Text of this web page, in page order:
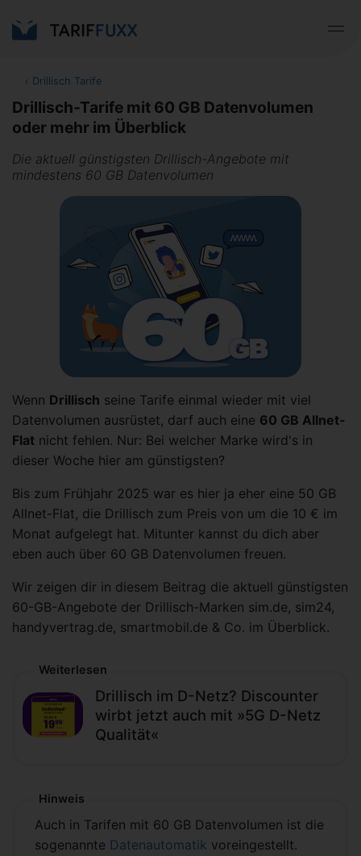
‹ Drillisch Tarife
Drillisch-Tarife mit 60 GB Datenvolumen
oder mehr im Überblick
Die aktuell günstigsten Drillisch-Angebote mit
mindestens 60 GB Datenvolumen
Wenn Drillisch seine Tarife einmal wieder mit viel
Datenvolumen ausrüstet, darf auch eine 60 GB Allnet-
Flat nicht fehlen. Nur: Bei welcher Marke wird's in
dieser Woche hier am günstigsten?
Bis zum Frühjahr 2025 war es hier ja eher eine 50 GB
Allnet-Flat, die Drillisch zum Preis von um die 10 € im
Monat aufgelegt hat. Mitunter kannst du dich aber
eben auch über 60 GB Datenvolumen freuen.
Wir zeigen dir in diesem Beitrag die aktuell günstigsten
60-GB-Angebote der Drillisch-Marken sim.de, sim24,
handyvertrag.de, smartmobil.de & Co. im Überblick.
Weiterlesen
Drillisch im D-Netz? Discounter
wirbt jetzt auch mit »5G D-Netz
Qualität«
Hinweis
Auch in Tarifen mit 60 GB Datenvolumen ist die
sogenannte Datenautomatik voreingestellt.